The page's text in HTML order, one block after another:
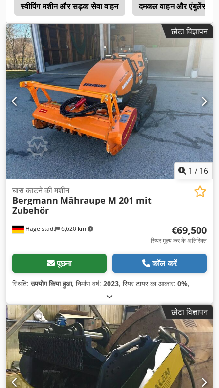
स्वीपिंग मशीन और सड़क सेवा वाहन दमकल वाहन और एंबुलेंस
छोटा विज्ञापन
1 / 16
Hagelstadt 6,620 km
घास काटने की मशीन
Bergmann Mähraupe M 201 mit
Zubehör
€69,500
स्थिर मूल्य कर के अतिरिक्त
पूछना कॉल करें
स्थिति:उपयोग किया हुआ, निर्माण वर्ष: 2023, रियर टायर का आकार: 0%,
छोटा विज्ञापन